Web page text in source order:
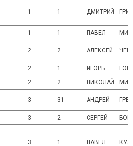
1 1 ДМИТРИЙ
1 1 ПАВЕЛ
2 2 АЛЕКСЕЙ
2 1 ИГОРЬ
2 2 НИКОЛАЙ
3 31 АНДРЕЙ
3 2 СЕРГЕЙ
3 1 ПАВЕЛ